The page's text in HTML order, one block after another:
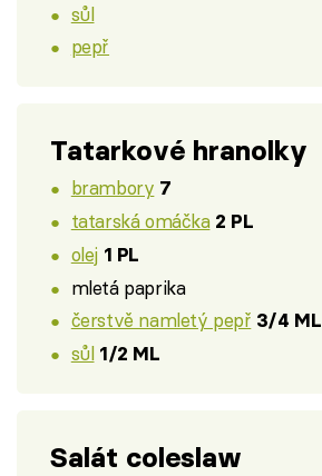
sůl
pepř
Tatarkové hranolky
brambory 7
tatarská omáčka 2 PL
olej 1 PL
mletá paprika
čerstvě namletý pepř 3/4 ML
sůl 1/2 ML
Salát coleslaw